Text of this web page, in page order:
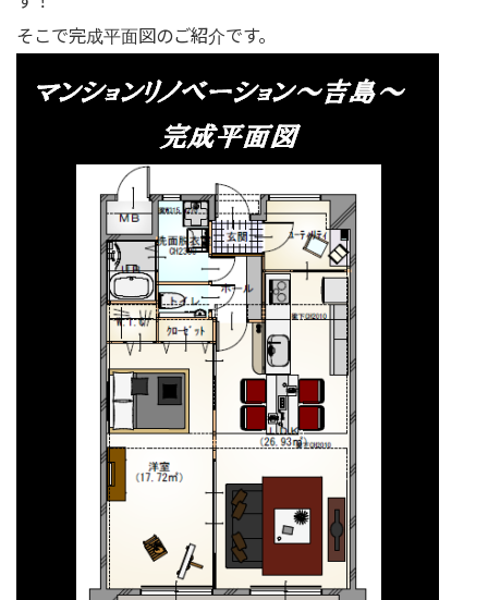
そこで完成平面図のご紹介です。